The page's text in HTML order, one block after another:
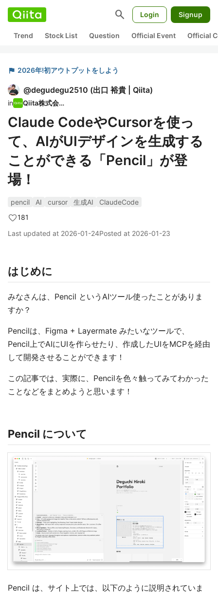
search Login Signup
Trend Stock List Question Official Event Official
flag 2026年!初アウトプットをしよう
@degudegu2510 (出口 裕貴 | Qiita)
in Qiita株式会社
Claude CodeやCursorを使っ
て、AIがUIデザインを生成する
ことができる「Pencil」が登
場！
pencil AI cursor 生成AI
ClaudeCode
181
Last updated at 2026-01-24Posted at 2026-01-23
はじめに
みなさんは、Pencil というAIツール使ったことがありま
すか？
Pencilは、Figma + Layermate みたいなツールで、
Pencil上でAIにUIを作らせたり、作成したUIをMCPを経由
して開発させることができます！
この記事では、実際に、Pencilを色々触ってみてわかった
ことなどをまとめようと思います！
Pencil について
Pencil は、サイト上では、以下のように説明されていま